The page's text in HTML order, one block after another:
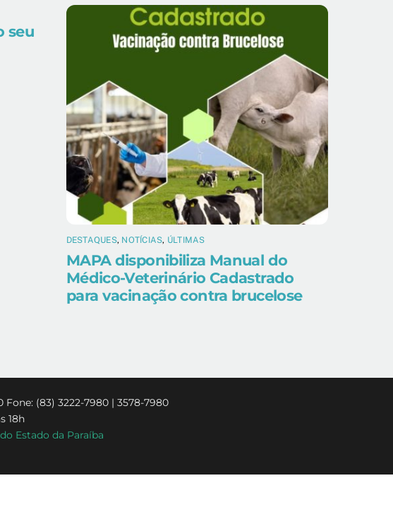
seu
DESTAQUES, NOTÍCIAS, ÚLTIMAS
MAPA disponibiliza Manual do
Médico-Veterinário Cadastrado
para vacinação contra brucelose
Fone: (83) 3222-7980 | 3578-7980
18h
Estado da Paraíba